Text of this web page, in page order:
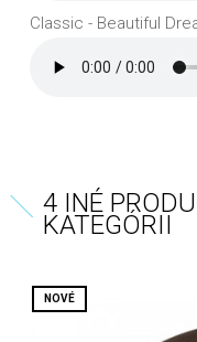
Classic - Beautiful
4 INÉ
KATEGÓRII
NOVÉ